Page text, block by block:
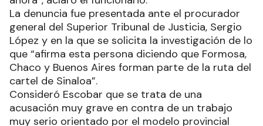
La denuncia fue presentada ante el procurador
general del Superior Tribunal de Justicia, Sergio
López y en la que se solicita la investigación de lo
que “afirma esta persona diciendo que Formosa,
Chaco y Buenos Aires forman parte de la ruta del
cartel de Sinaloa”.
Consideró Escobar que se trata de una
acusación muy grave en contra de un trabajo
muy serio orientado por el modelo provincial